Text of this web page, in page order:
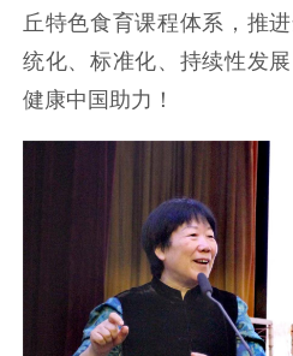
丘特色食育课程体系，推
统化、标准化、持续性发
健康中国助力！